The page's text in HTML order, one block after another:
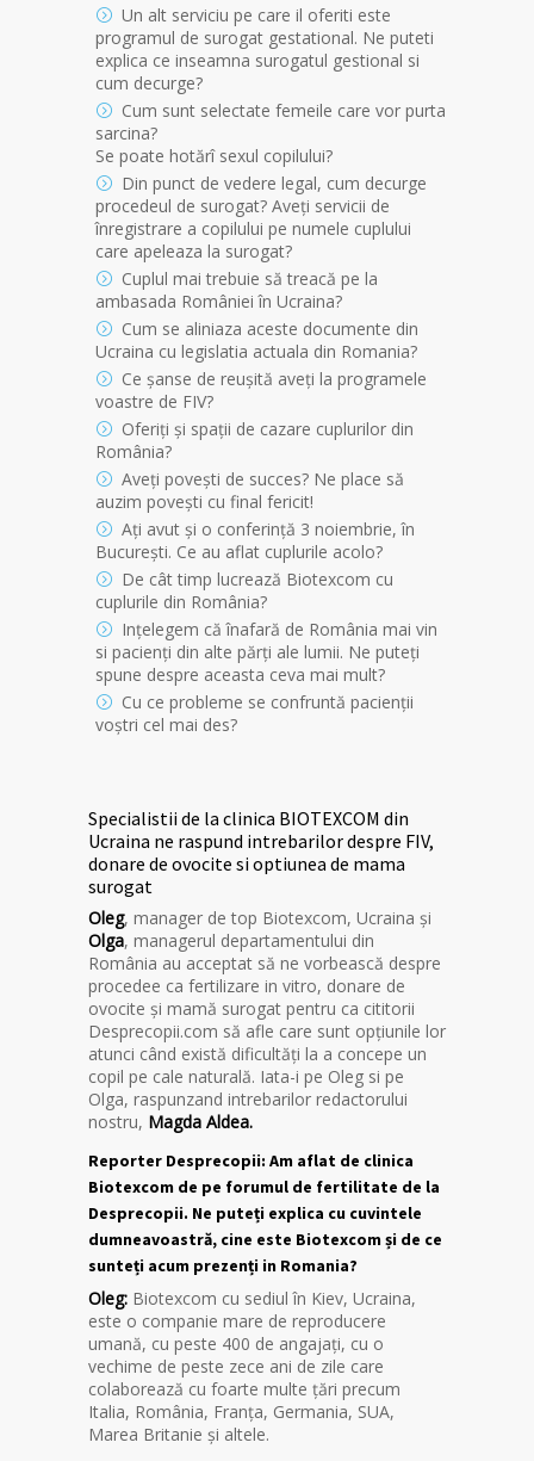
Un alt serviciu pe care il oferiti este
programul de surogat gestational. Ne puteti
explica ce inseamna surogatul gestional si
cum decurge?
Cum sunt selectate femeile care vor purta
sarcina?
Se poate hotărî sexul copilului?
Din punct de vedere legal, cum decurge
procedeul de surogat? Aveți servicii de
înregistrare a copilului pe numele cuplului
care apeleaza la surogat?
Cuplul mai trebuie să treacă pe la
ambasada României în Ucraina?
Cum se aliniaza aceste documente din
Ucraina cu legislatia actuala din Romania?
Ce șanse de reușită aveți la programele
voastre de FIV?
Oferiți și spații de cazare cuplurilor din
România?
Aveți povești de succes? Ne place să
auzim povești cu final fericit!
Ați avut și o conferință 3 noiembrie, în
București. Ce au aflat cuplurile acolo?
De cât timp lucrează Biotexcom cu
cuplurile din România?
Ințelegem că înafară de România mai vin
si pacienți din alte părți ale lumii. Ne puteți
spune despre aceasta ceva mai mult?
Cu ce probleme se confruntă pacienții
voștri cel mai des?
Specialistii de la clinica BIOTEXCOM din
Ucraina ne raspund intrebarilor despre FIV,
donare de ovocite si optiunea de mama
surogat
Oleg, manager de top Biotexcom, Ucraina și
Olga, managerul departamentului din
România au acceptat să ne vorbească despre
procedee ca fertilizare in vitro, donare de
ovocite și mamă surogat pentru ca cititorii
Desprecopii.com să afle care sunt opțiunile lor
atunci când există dificultăți la a concepe un
copil pe cale naturală. Iata-i pe Oleg si pe
Olga, raspunzand intrebarilor redactorului
nostru, Magda Aldea.
Reporter Desprecopii: Am aflat de clinica
Biotexcom de pe forumul de fertilitate de la
Desprecopii. Ne puteți explica cu cuvintele
dumneavoastră, cine este Biotexcom și de ce
sunteți acum prezenți in Romania?
Oleg: Biotexcom cu sediul în Kiev, Ucraina,
este o companie mare de reproducere
umană, cu peste 400 de angajați, cu o
vechime de peste zece ani de zile care
colaborează cu foarte multe țări precum
Italia, România, Franța, Germania, SUA,
Marea Britanie și altele.